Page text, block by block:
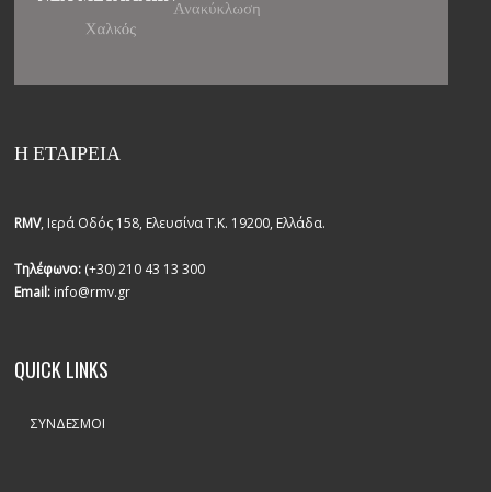
Η ΕΤΑΙΡΕΙΑ
RMV, Ιερά Οδός 158, Ελευσίνα Τ.Κ. 19200, Ελλάδα.
Τηλέφωνο: (+30) 210 43 13 300
Email: info@rmv.gr
QUICK LINKS
ΣΎΝΔΕΣΜΟΙ